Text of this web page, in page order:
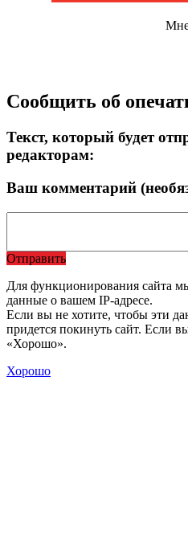
Сообщить об
Текст, который будет
редакторам:
Ваш комментарий
Отправить
Для функционирования сайта
данные о вашем IP-адресе.
Если вы не хотите, чтобы эти
придется покинуть сайт. Если
«Хорошо».
Хорошо